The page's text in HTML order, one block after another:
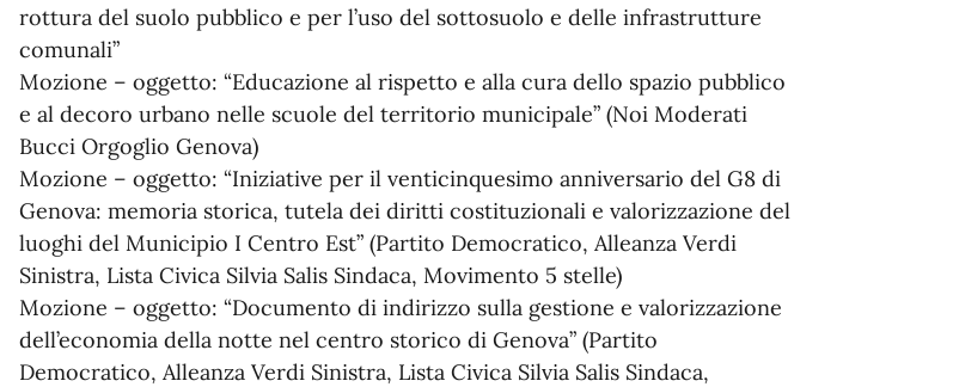
rottura del suolo pubblico e per l’uso del sottosuolo e delle infrastrutture
comunali”
Mozione – oggetto: “Educazione al rispetto e alla cura dello spazio pubblico
e al decoro urbano nelle scuole del territorio municipale” (Noi Moderati
Bucci Orgoglio Genova)
Mozione – oggetto: “Iniziative per il venticinquesimo anniversario del G8 di
Genova: memoria storica, tutela dei diritti costituzionali e valorizzazione del
luoghi del Municipio I Centro Est” (Partito Democratico, Alleanza Verdi
Sinistra, Lista Civica Silvia Salis Sindaca, Movimento 5 stelle)
Mozione – oggetto: “Documento di indirizzo sulla gestione e valorizzazione
dell’economia della notte nel centro storico di Genova” (Partito
Democratico, Alleanza Verdi Sinistra, Lista Civica Silvia Salis Sindaca,